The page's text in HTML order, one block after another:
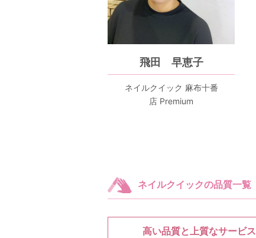
飛田 早恵子
ネイルクイック 麻布十番
店 Premium
ネイルクイックの品質一覧
高い品質と上質なサービス